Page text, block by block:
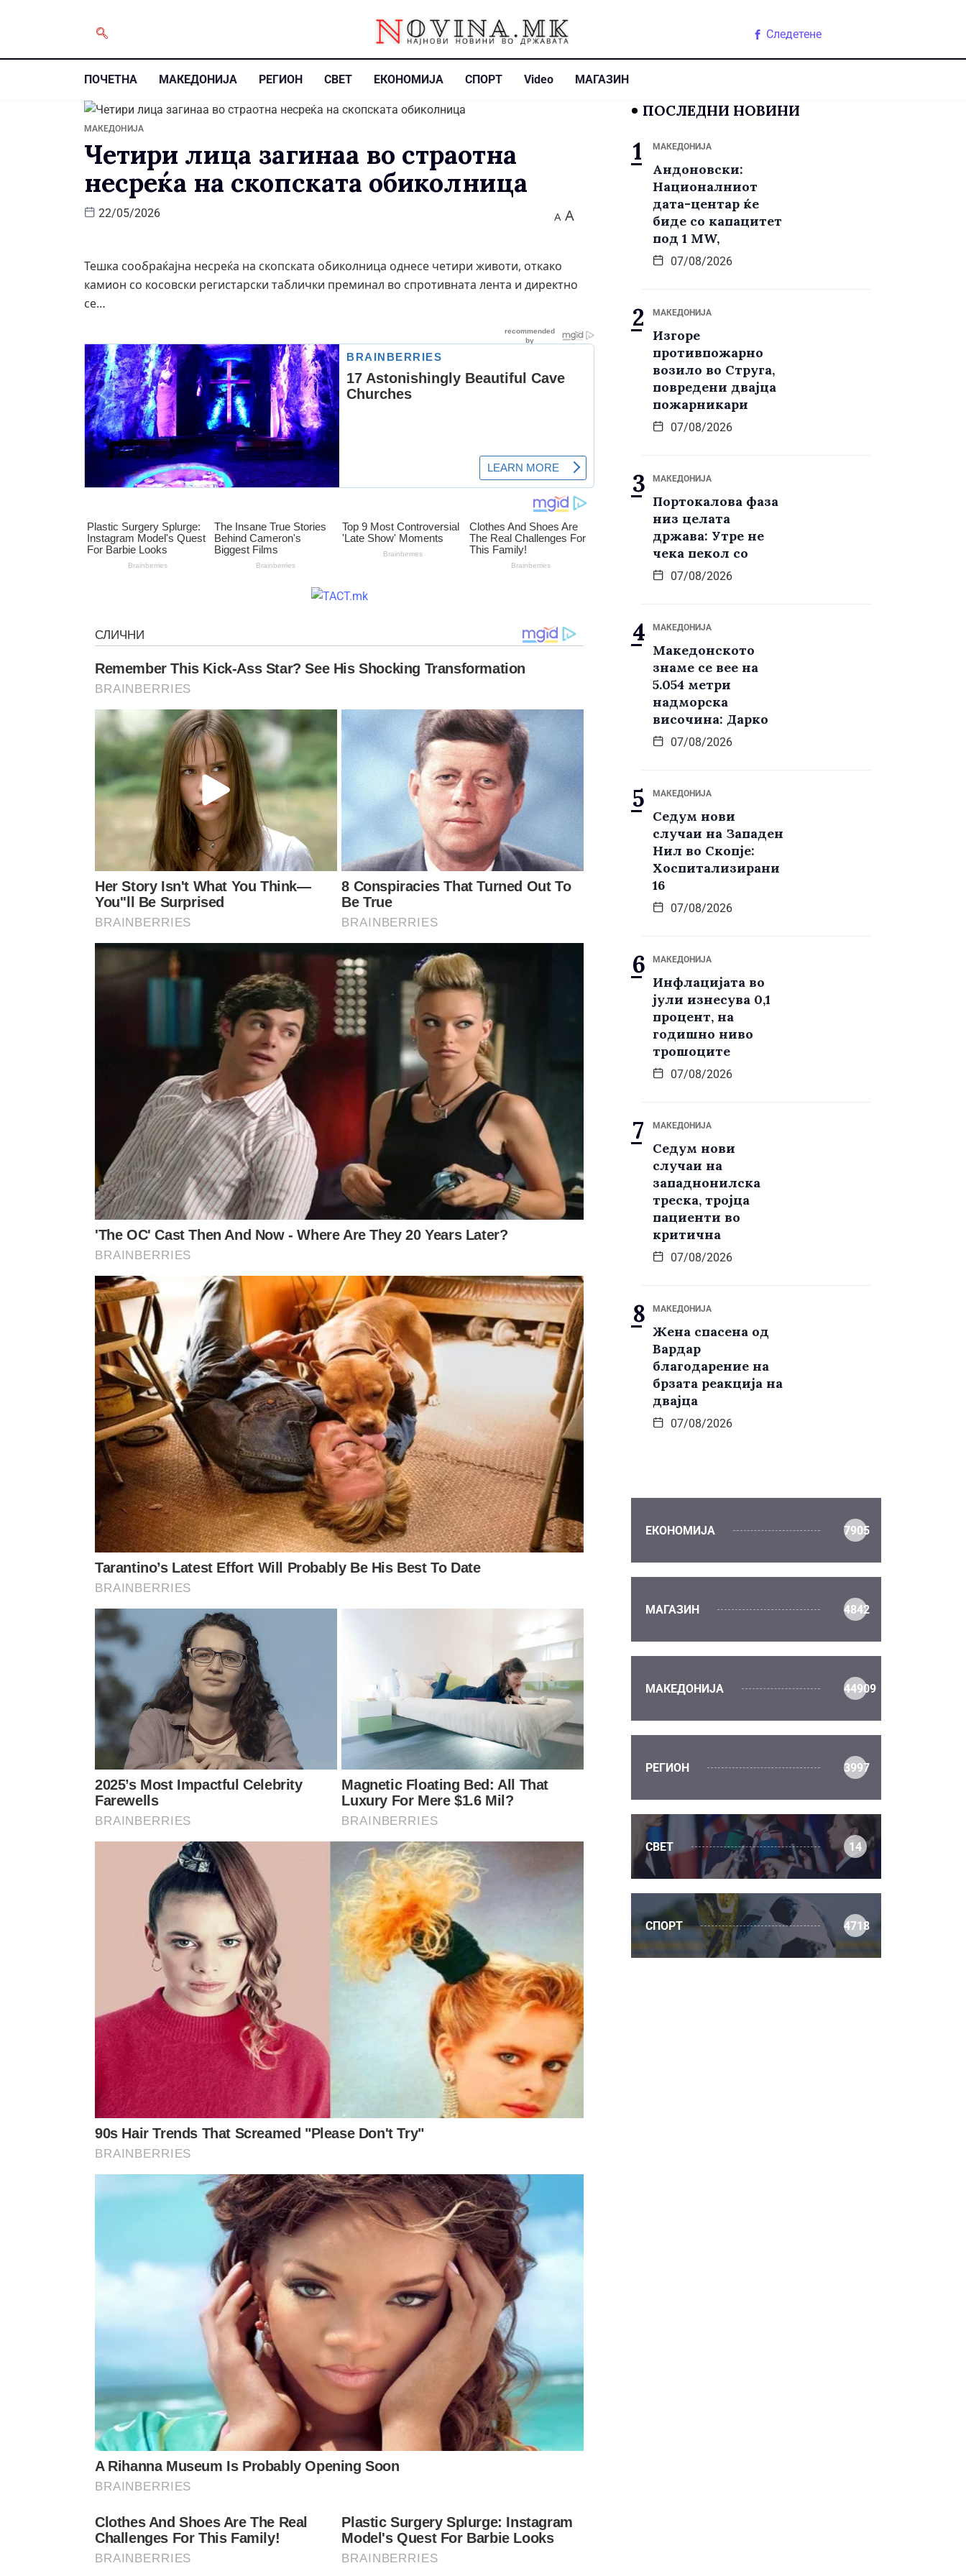
Следетене
ПОЧЕТНА МАКЕДОНИЈА РЕГИОН СВЕТ ЕКОНОМИЈА СПОРТ Video МАГАЗИН
МАКЕДОНИЈА
Четири лица загинаа во страотна
несреќа на скопската обиколница
22/05/2026 A A
Тешка сообраќајна несреќа на скопската обиколница однесе четири животи, откако
камион со косовски регистарски таблички преминал во спротивната лента и директно
се…
ПОСЛЕДНИ НОВИНИ
МАКЕДОНИЈА
Андоновски:
Националниот
дата-центар ќе
биде со капацитет
под 1 MW,
07/08/2026
МАКЕДОНИЈА
Изгоре
противпожарно
возило во Струга,
повредени двајца
пожарникари
07/08/2026
МАКЕДОНИЈА
Портокалова фаза
низ целата
држава: Утре не
чека пекол со
07/08/2026
МАКЕДОНИЈА
Македонското
знаме се вее на
5.054 метри
надморска
височина: Дарко
07/08/2026
МАКЕДОНИЈА
Седум нови
случаи на Западен
Нил во Скопје:
Хоспитализирани
16
07/08/2026
МАКЕДОНИЈА
Инфлацијата во
јули изнесува 0,1
процент, на
годишно ниво
трошоците
07/08/2026
МАКЕДОНИЈА
Седум нови
случаи на
западнонилска
треска, тројца
пациенти во
критична
07/08/2026
МАКЕДОНИЈА
Жена спасена од
Вардар
благодарение на
брзата реакција на
двајца
07/08/2026
ЕКОНОМИЈА 7905
МАГАЗИН 4842
МАКЕДОНИЈА 44909
РЕГИОН 3997
СВЕТ 14
СПОРТ 4718